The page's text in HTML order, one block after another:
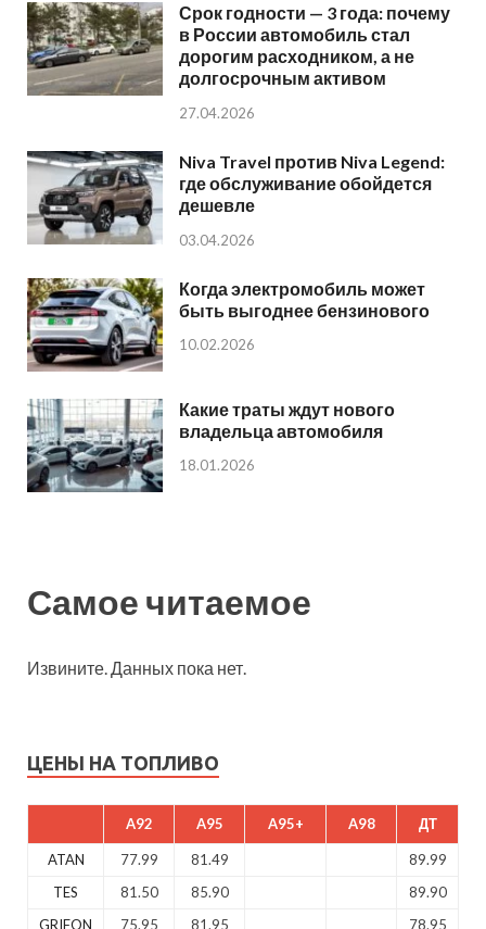
Срок годности — 3 года: почему
в России автомобиль стал
дорогим расходником, а не
долгосрочным активом
27.04.2026
Niva Travel против Niva Legend:
где обслуживание обойдется
дешевле
03.04.2026
Когда электромобиль может
быть выгоднее бензинового
10.02.2026
Какие траты ждут нового
владельца автомобиля
18.01.2026
Самое читаемое
Извините. Данных пока нет.
ЦЕНЫ НА ТОПЛИВО
A92 A95 A95+ A98 ДТ
ATAN 77.99 81.49
89.99
TES
81.50 85.90
89.90
GRIFON
75.95 81.95 78.95